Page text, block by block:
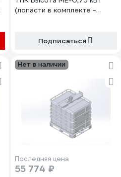
(лопасти в комплекте -
мин /220В, МЕ-0,75
Подписаться
Нет в наличии
Последняя цена
55 774 ₽